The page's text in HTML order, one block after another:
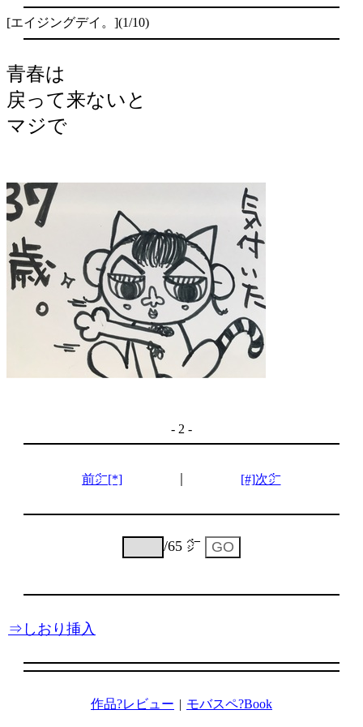
[エイジングデイ。](1/10)
青春は
戻って来ないと
マジで
- 2 -
前㌻[*] [#]次㌻
/65 ㌻
⇒しおり挿入
作品?レビュー | モバスペ?Book